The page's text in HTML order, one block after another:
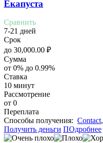
Екапуста
Сравнить
7-21 дней
Срок
до 30,000.00 ₽
Сумма
от 0% до 0.99%
Ставка
10 минут
Рассмотрение
от 0
Переплата
Cпособы получения: Contact,
Получить деньги ПОдробнее